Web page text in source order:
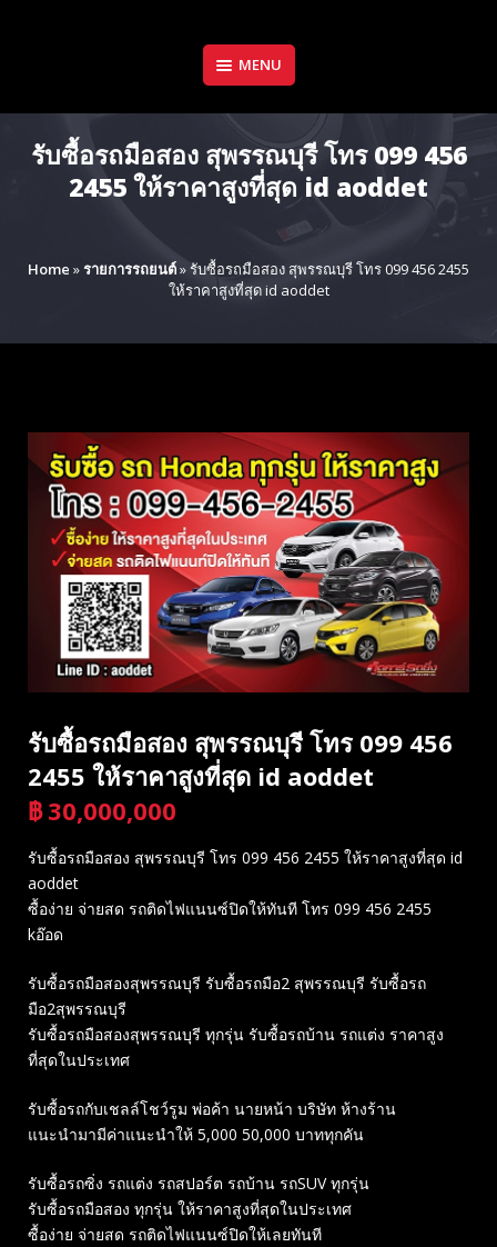
MENU
รับซื้อรถมือสอง สุพรรณบุรี โทร 099 456
2455 ให้ราคาสูงที่สุด id aoddet
Home »รายการรถยนต์»รับซื้อรถมือสอง สุพรรณบุรี โทร 099 456 2455
ให้ราคาสูงที่สุด id aoddet
รับซื้อรถมือสอง สุพรรณบุรี โทร 099 456
2455 ให้ราคาสูงที่สุด id aoddet
฿ 30,000,000
รับซื้อรถมือสอง สุพรรณบุรี โทร 099 456 2455 ให้ราคาสูงที่สุด id
aoddet
ซื้อง่าย จ่ายสด รถติดไฟแนนซ์ปิดให้ทันที โทร 099 456 2455
kอ๊อด
รับซื้อรถมือสองสุพรรณบุรี รับซื้อรถมือ2 สุพรรณบุรี รับซื้อรถ
มือ2สุพรรณบุรี
รับซื้อรถมือสองสุพรรณบุรี ทุกรุ่น รับซื้อรถบ้าน รถแต่ง ราคาสูง
ที่สุดในประเทศ
รับซื้อรถกับเชลล์โชว์รูม พ่อค้า นายหน้า บริษัท ห้างร้าน
แนะนำมามีค่าแนะนำให้ 5,000 50,000 บาททุกคัน
รับซื้อรถซิ่ง รถแต่ง รถสปอร์ต รถบ้าน รถSUV ทุกรุ่น
รับซื้อรถมือสอง ทุกรุ่น ให้ราคาสูงที่สุดในประเทศ
ซื้อง่าย จ่ายสด รถติดไฟแนนซ์ปิดให้เลยทันที